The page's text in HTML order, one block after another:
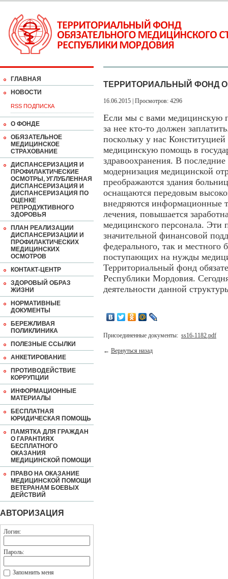
ГЛАВНАЯ
НОВОСТИ
RSS ПОДПИСКА
О ФОНДЕ
ОБЯЗАТЕЛЬНОЕ
МЕДИЦИНСКОЕ
СТРАХОВАНИЕ
ДИСПАНСЕРИЗАЦИЯ И
ПРОФИЛАКТИЧЕСКИЕ
ОСМОТРЫ, УГЛУБЛЕННАЯ
ДИСПАНСЕРИЗАЦИЯ И
ДИСПАНСЕРИЗАЦИЯ ПО
ОЦЕНКЕ
РЕПРОДУКТИВНОГО
ЗДОРОВЬЯ
ПЛАН РЕАЛИЗАЦИИ
ДИСПАНСЕРИЗАЦИИ И
ПРОФИЛАКТИЧЕСКИХ
МЕДИЦИНСКИХ
ОСМОТРОВ
КОНТАКТ-ЦЕНТР
ЗДОРОВЫЙ ОБРАЗ
ЖИЗНИ
НОРМАТИВНЫЕ
ДОКУМЕНТЫ
БЕРЕЖЛИВАЯ
ПОЛИКЛИНИКА
ПОЛЕЗНЫЕ ССЫЛКИ
АНКЕТИРОВАНИЕ
ПРОТИВОДЕЙСТВИЕ
КОРРУПЦИИ
ИНФОРМАЦИОННЫЕ
МАТЕРИАЛЫ
БЕСПЛАТНАЯ
ЮРИДИЧЕСКАЯ ПОМОЩЬ
ПАМЯТКА ДЛЯ ГРАЖДАН
О ГАРАНТИЯХ
БЕСПЛАТНОГО
ОКАЗАНИЯ
МЕДИЦИНСКОЙ ПОМОЩИ
ПРАВО НА ОКАЗАНИЕ
МЕДИЦИНСКОЙ ПОМОЩИ
ВЕТЕРАНАМ БОЕВЫХ
ДЕЙСТВИЙ
АВТОРИЗАЦИЯ
Логин:
Пароль:
Запомнить меня
ТЕРРИТОРИАЛЬНЫЙ ФОНД
16.06.2015 | Просмотров: 4296
Если мы с вами медицинскую
за нее кто-то должен
поскольку у нас
медицинскую помощь в
здравоохранения. В
модернизация медицинской
преображаются здания
оснащаются передовым
внедряются информационные
лечения, повышается
медицинского персонала.
значительной финансовой
федерального, так и местного
поступающих на нужды
Территориальный фонд
Республики Мордовия.
деятельности данной
Присоединенные документы: ss16-1182.pdf
← Вернуться назад